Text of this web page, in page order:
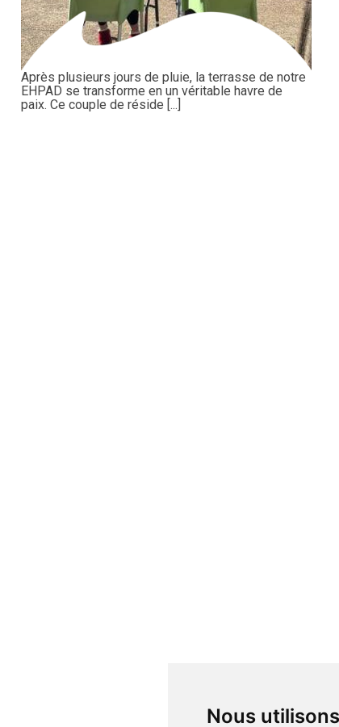
Nous
Après plusieurs jours de pluie, la terrasse de notre
EHPAD se transforme en un véritable havre de
paix. Ce couple de réside [...]